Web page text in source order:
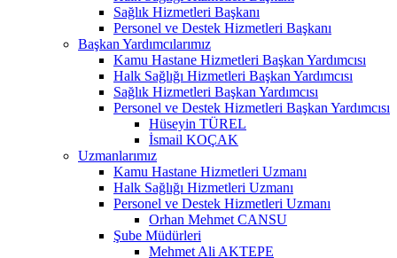
Sağlık Hizmetleri Başkanı
Personel ve Destek Hizmetleri Başkanı
Başkan Yardımcılarımız
Kamu Hastane Hizmetleri Başkan Yardımcısı
Halk Sağlığı Hizmetleri Başkan Yardımcısı
Sağlık Hizmetleri Başkan Yardımcısı
Personel ve Destek Hizmetleri Başkan Yardımcısı
Hüseyin TÜREL
İsmail KOÇAK
Uzmanlarımız
Kamu Hastane Hizmetleri Uzmanı
Halk Sağlığı Hizmetleri Uzmanı
Personel ve Destek Hizmetleri Uzmanı
Orhan Mehmet CANSU
Şube Müdürleri
Mehmet Ali AKTEPE